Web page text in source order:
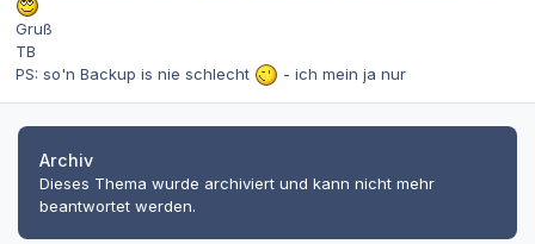
Gruß
TB
PS: so'n Backup is nie schlecht
- ich mein ja nur
Archiv
Dieses Thema wurde archiviert und kann nicht mehr
beantwortet werden.